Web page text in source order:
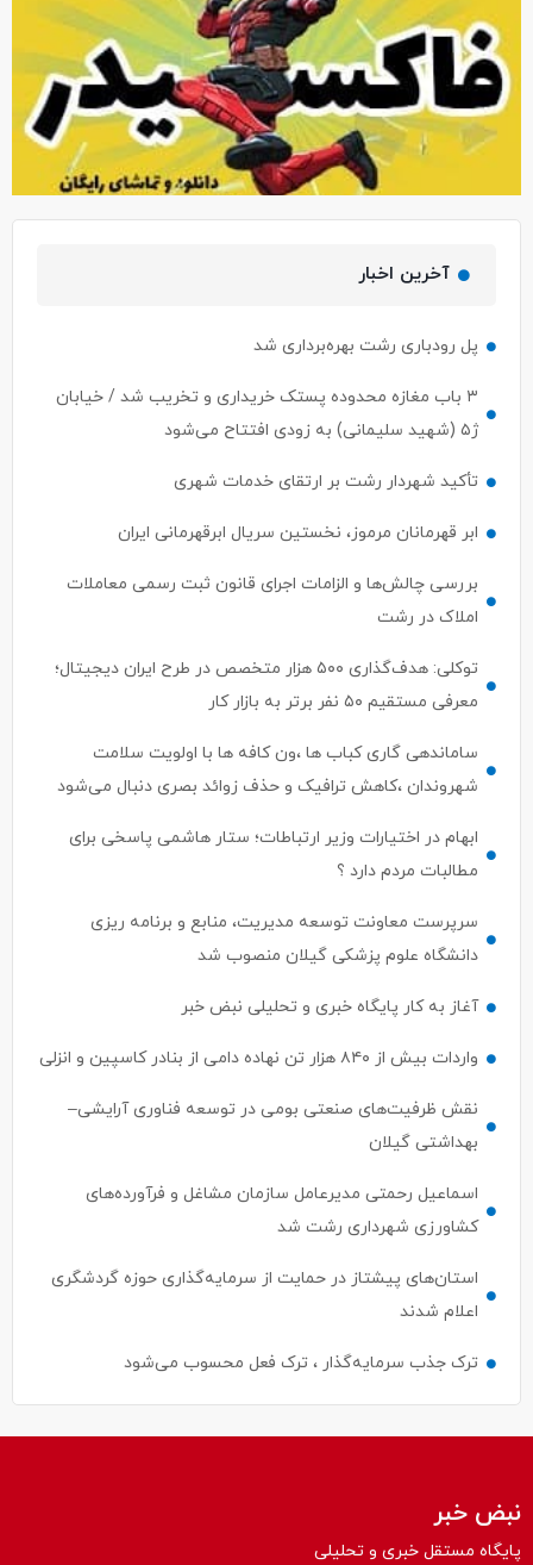
آخرین اخبار
پل رودباری رشت بهره‌برداری شد
۳ باب مغازه محدوده پستک خریداری و تخریب شد / خیابان
ژ۵ (شهید سلیمانی) به زودی افتتاح می‌شود
تأکید شهردار رشت بر ارتقای خدمات شهری
ابر قهرمانان مرموز، نخستین سریال ابرقهرمانی ایران
بررسی چالش‌ها و الزامات اجرای قانون ثبت رسمی معاملات
املاک در رشت
توکلی: هدف‌گذاری ۵۰۰ هزار متخصص در طرح ایران دیجیتال؛
معرفی مستقیم ۵۰ نفر برتر به بازار کار
ساماندهی گاری کباب ها ،ون کافه ها با اولویت سلامت
شهروندان ،کاهش ترافیک و حذف زوائد بصری دنبال می‌شود
ابهام در اختیارات وزیر ارتباطات؛ ستار هاشمی پاسخی برای
مطالبات مردم دارد ؟
سرپرست معاونت توسعه مدیریت، منابع و برنامه ریزی
دانشگاه علوم پزشکی گیلان منصوب شد
آغاز به کار پایگاه خبری و تحلیلی نبض خبر
واردات بیش از ۸۴۰ هزار تن نهاده دامی از بنادر كاسپین و انزلی
نقش ظرفیت‌های صنعتی بومی در توسعه فناوری آرایشی–
بهداشتی گیلان
اسماعیل رحمتی مدیرعامل سازمان مشاغل و فرآورده‌های
کشاورزی شهرداری رشت شد
استان‌های پیشتاز در حمایت از سرمایه‌گذاری حوزه گردشگری
اعلام شدند
ترک جذب سرمایه‌گذار ، ترک فعل محسوب می‌شود
نبض خبر
پایگاه مستقل خبری و تحلیلی